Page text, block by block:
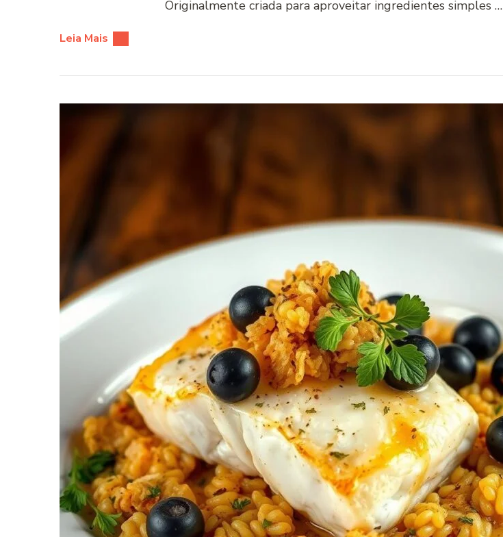
Originalmente criada para aproveitar ingredientes simples …
Leia Mais